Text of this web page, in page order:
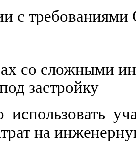
с
со сложными
застройку
использовать
на